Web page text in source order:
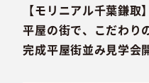
【モリニアル千葉鎌
平屋の街で、こだわり
完成平屋街並み見学会